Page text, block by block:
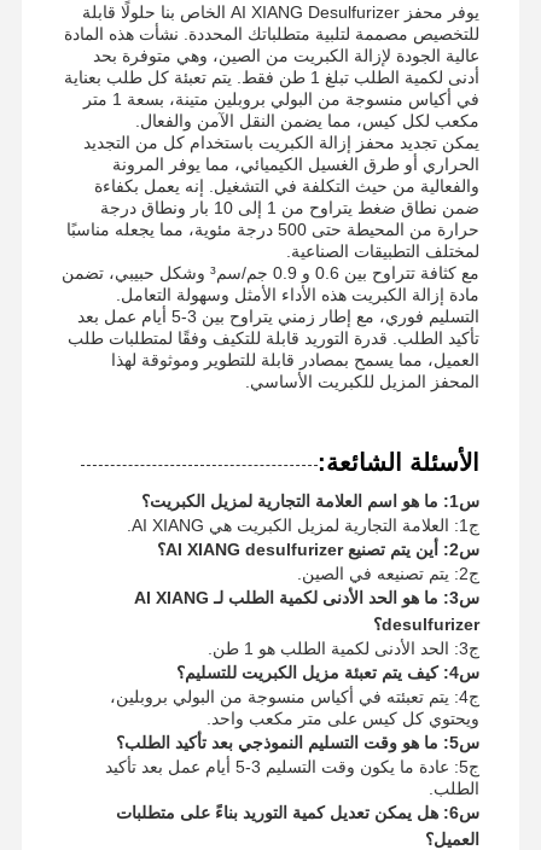
يوفر محفز AI XIANG Desulfurizer الخاص بنا حلولًا قابلة
للتخصيص مصممة لتلبية متطلباتك المحددة. نشأت هذه المادة
عالية الجودة لإزالة الكبريت من الصين، وهي متوفرة بحد
أدنى لكمية الطلب تبلغ 1 طن فقط. يتم تعبئة كل طلب بعناية
في أكياس منسوجة من البولي بروبلين متينة، بسعة 1 متر
مكعب لكل كيس، مما يضمن النقل الآمن والفعال.
يمكن تجديد محفز إزالة الكبريت باستخدام كل من التجديد
الحراري أو طرق الغسيل الكيميائي، مما يوفر المرونة
والفعالية من حيث التكلفة في التشغيل. إنه يعمل بكفاءة
ضمن نطاق ضغط يتراوح من 1 إلى 10 بار ونطاق درجة
حرارة من المحيطة حتى 500 درجة مئوية، مما يجعله مناسبًا
لمختلف التطبيقات الصناعية.
مع كثافة تتراوح بين 0.6 و 0.9 جم/سم³ وشكل حبيبي، تضمن
مادة إزالة الكبريت هذه الأداء الأمثل وسهولة التعامل.
التسليم فوري، مع إطار زمني يتراوح بين 3-5 أيام عمل بعد
تأكيد الطلب. قدرة التوريد قابلة للتكيف وفقًا لمتطلبات طلب
العميل، مما يسمح بمصادر قابلة للتطوير وموثوقة لهذا
المحفز المزيل للكبريت الأساسي.
الأسئلة الشائعة:
س1: ما هو اسم العلامة التجارية لمزيل الكبريت؟
ج1: العلامة التجارية لمزيل الكبريت هي AI XIANG.
س2: أين يتم تصنيع AI XIANG desulfurizer؟
ج2: يتم تصنيعه في الصين.
س3: ما هو الحد الأدنى لكمية الطلب لـ AI XIANG
desulfurizer؟
ج3: الحد الأدنى لكمية الطلب هو 1 طن.
س4: كيف يتم تعبئة مزيل الكبريت للتسليم؟
ج4: يتم تعبئته في أكياس منسوجة من البولي بروبلين،
ويحتوي كل كيس على متر مكعب واحد.
س5: ما هو وقت التسليم النموذجي بعد تأكيد الطلب؟
ج5: عادة ما يكون وقت التسليم 3-5 أيام عمل بعد تأكيد
الطلب.
س6: هل يمكن تعديل كمية التوريد بناءً على متطلبات
العميل؟